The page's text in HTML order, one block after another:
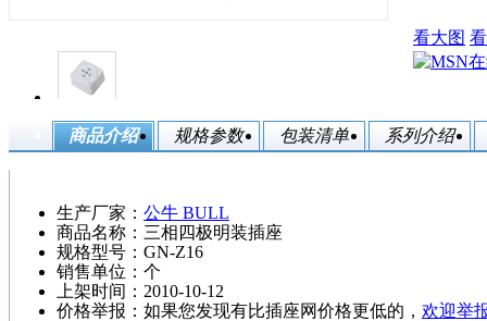
看大图
商品介绍 规格参数 包装清单 系列介绍
生产厂家： 公牛 BULL
商品名称：三相四极明装插座
规格型号：GN-Z16
销售单位：个
上架时间：2010-10-12
价格举报：如果您发现有比插座网价格更低的， 欢迎举